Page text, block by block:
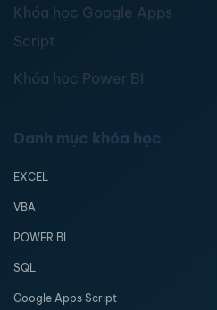
Khóa học Google Apps
Script
Khóa học Power BI
Danh mục khóa học
EXCEL
VBA
POWER BI
SQL
Google Apps Script